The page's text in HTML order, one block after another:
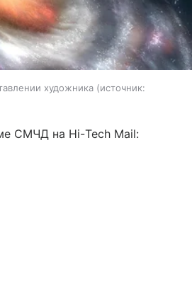
художника
источник:
СМЧД на Hi-Tech Mail: